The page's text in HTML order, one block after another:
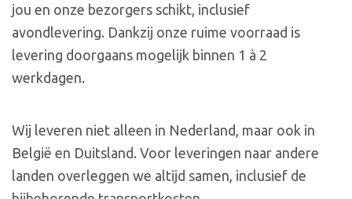
jou en onze bezorgers schikt, inclusief
avondlevering. Dankzij onze ruime voorraad is
levering doorgaans mogelijk binnen 1 à 2
werkdagen.
Wij leveren niet alleen in Nederland, maar ook in
België en Duitsland. Voor leveringen naar andere
landen overleggen we altijd samen, inclusief de